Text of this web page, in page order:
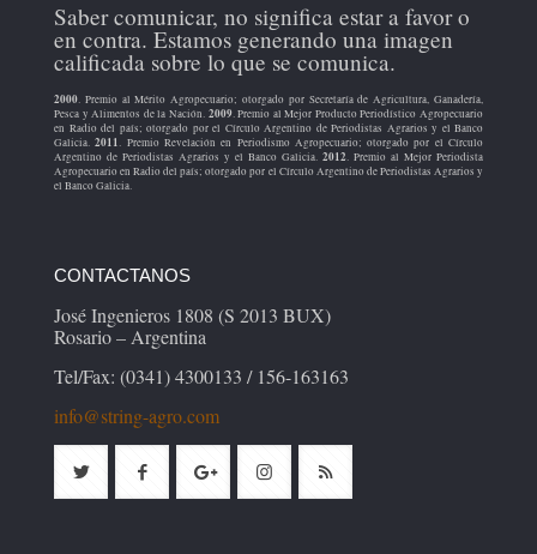
Saber comunicar, no significa estar a favor o
en contra. Estamos generando una imagen
calificada sobre lo que se comunica.
2000. Premio al Mérito Agropecuario; otorgado por Secretaría de Agricultura, Ganadería,
Pesca y Alimentos de la Nación. 2009. Premio al Mejor Producto Periodístico Agropecuario
en Radio del país; otorgado por el Círculo Argentino de Periodistas Agrarios y el Banco
Galicia.2011. Premio Revelación en Periodismo Agropecuario; otorgado por el Círculo
Argentino de Periodistas Agrarios y el Banco Galicia. 2012. Premio al Mejor Periodista
Agropecuario en Radio del país; otorgado por el Círculo Argentino de Periodistas Agrarios y
el Banco Galicia.
CONTACTANOS
José Ingenieros 1808 (S 2013 BUX)
Rosario – Argentina
Tel/Fax: (0341) 4300133 / 156-163163
info@string-agro.com